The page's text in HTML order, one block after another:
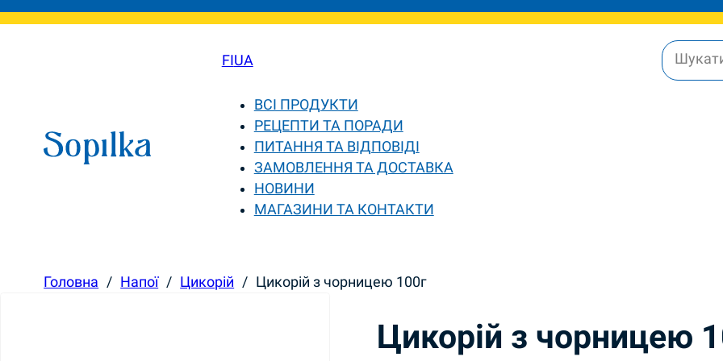
FIUA
ВСІ ПРОДУКТИ
РЕЦЕПТИ ТА ПОРАДИ
ПИТАННЯ ТА ВІДПОВІДІ
ЗАМОВЛЕННЯ ТА ДОСТАВКА
НОВИНИ
МАГАЗИНИ ТА КОНТАКТИ
Головна / Напої / Цикорій / Цикорій з чорницею 100г
Цикорій з чорницею